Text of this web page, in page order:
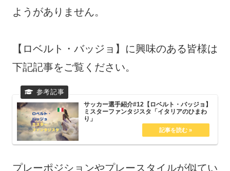
ようがありません。
【ロベルト・バッジョ】に興味のある皆様は
下記記事をご覧ください。
サッカー選手紹介#12【ロベルト・バッジョ】
ミスターファンタジスタ「イタリアのひまわ
り」
プレーポジションやプレースタイルが似てい